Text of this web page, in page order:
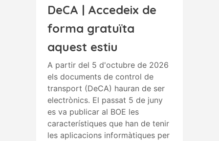
DeCA | Accedeix de
forma gratuïta
aquest estiu
A partir del 5 d'octubre de 2026
els documents de control de
transport (DeCA) hauran de ser
electrònics. El passat 5 de juny
es va publicar al BOE les
característiques que han de tenir
les aplicacions informàtiques per